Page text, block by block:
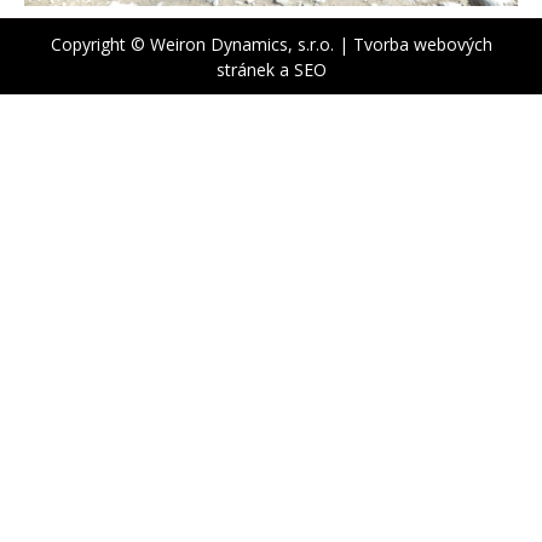
Copyright © Weiron Dynamics, s.r.o. | Tvorba webových
stráneka SEO